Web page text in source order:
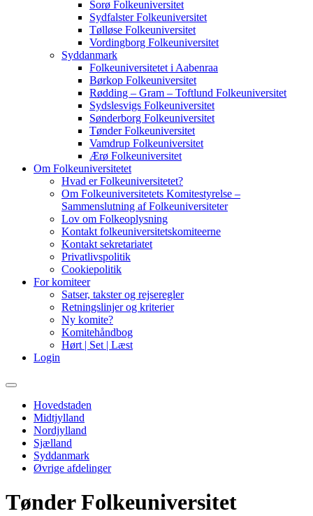
Sorø Folkeuniversitet
Sydfalster Folkeuniversitet
Tølløse Folkeuniversitet
Vordingborg Folkeuniversitet
Syddanmark
Folkeuniversitetet i Aabenraa
Børkop Folkeuniversitet
Rødding – Gram – Toftlund Folkeuniversitet
Sydslesvigs Folkeuniversitet
Sønderborg Folkeuniversitet
Tønder Folkeuniversitet
Vamdrup Folkeuniversitet
Ærø Folkeuniversitet
Om Folkeuniversitetet
Hvad er Folkeuniversitetet?
Om Folkeuniversitetets Komitestyrelse –
Sammenslutning af Folkeuniversiteter
Lov om Folkeoplysning
Kontakt folkeuniversitetskomiteerne
Kontakt sekretariatet
Privatlivspolitik
Cookiepolitik
For komiteer
Satser, takster og rejseregler
Retningslinjer og kriterier
Ny komite?
Komitehåndbog
Hørt | Set | Læst
Login
Primary
Hovedstaden
Midtjylland
Nordjylland
Sjælland
Syddanmark
Øvrige afdelinger
Tønder Folkeuniversitet